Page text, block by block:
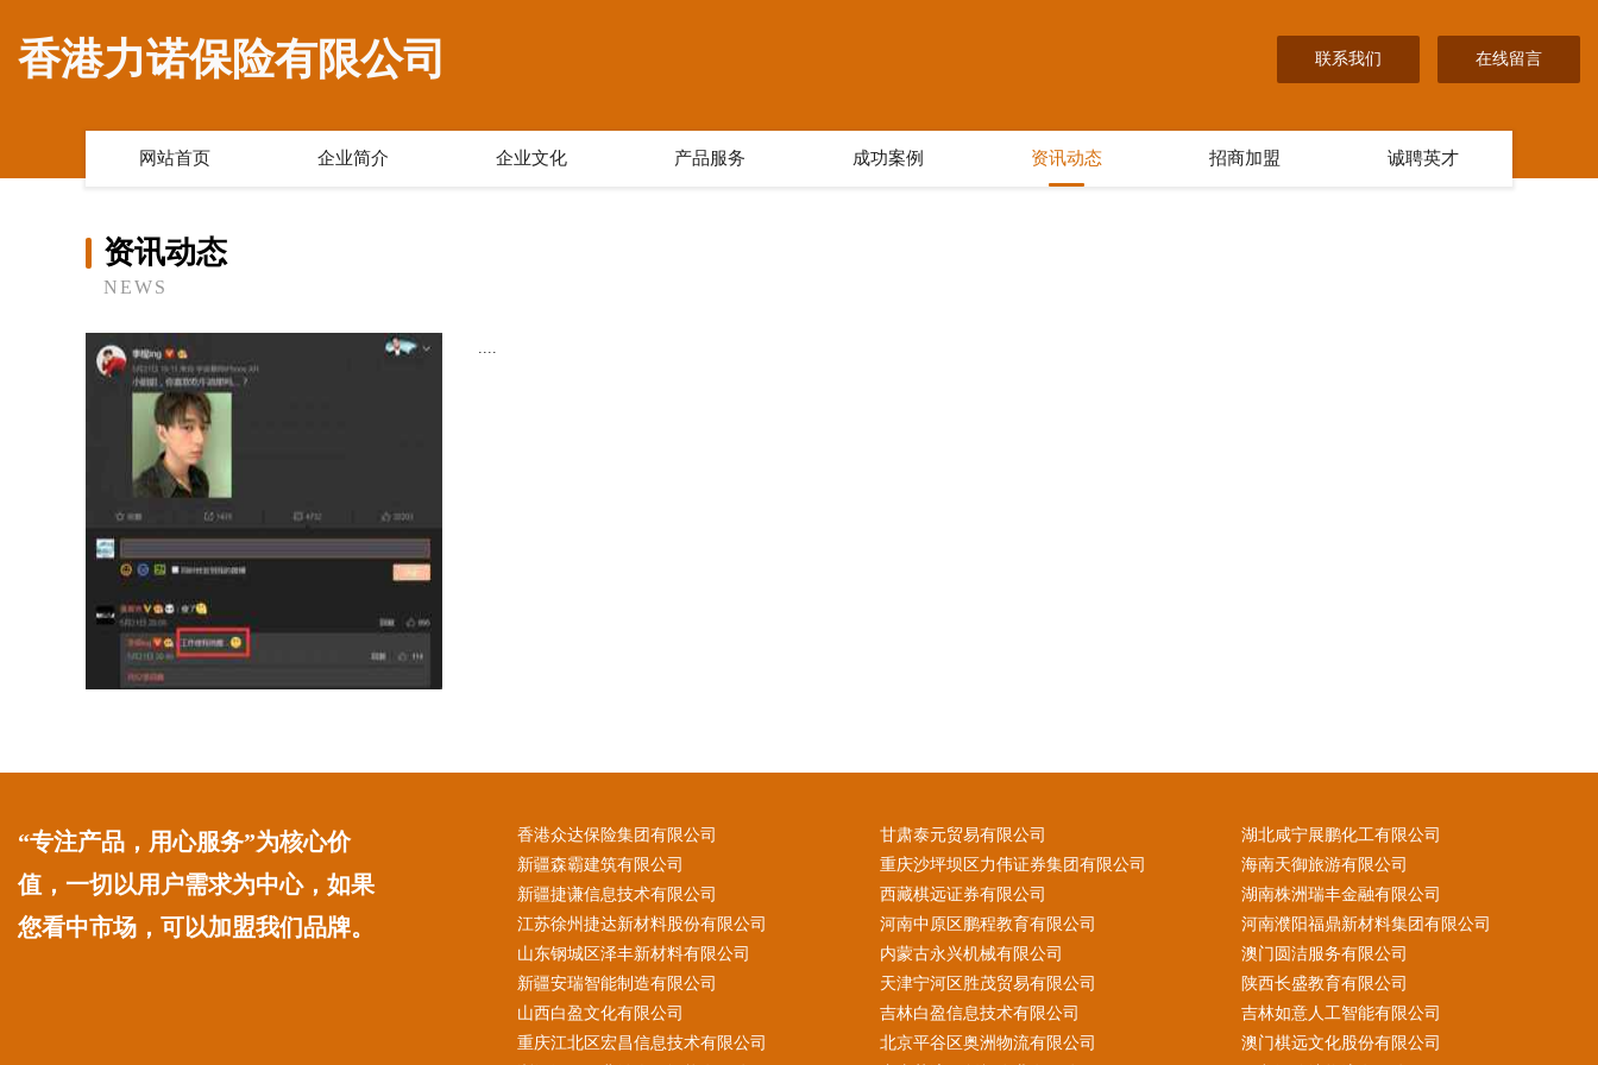
香港力诺保险有限公司 联系我们 在线留言
网站首页 企业简介 企业文化 产品服务 成功案例 资讯动态 招商加盟 诚聘英才
资讯动态
NEWS
....
“专注产品，用心服务”为核心价
值，一切以用户需求为中心，如果
您看中市场，可以加盟我们品牌。
香港众达保险集团有限公司 甘肃泰元贸易有限公司
湖北咸宁展鹏化工有限公司
新疆森霸建筑有限公司
重庆沙坪坝区力伟证券集团有限公司
海南天御旅游有限公司
新疆捷谦信息技术有限公司
西藏棋远证券有限公司
湖南株洲瑞丰金融有限公司
江苏徐州捷达新材料股份有限公司
河南中原区鹏程教育有限公司
河南濮阳福鼎新材料集团有限公司
山东钢城区泽丰新材料有限公司
内蒙古永兴机械有限公司
澳门圆洁服务有限公司
新疆安瑞智能制造有限公司
天津宁河区胜茂贸易有限公司
陕西长盛教育有限公司
山西白盈文化有限公司
吉林白盈信息技术有限公司
吉林如意人工智能有限公司
重庆江北区宏昌信息技术有限公司
北京平谷区奥洲物流有限公司
澳门棋远文化股份有限公司